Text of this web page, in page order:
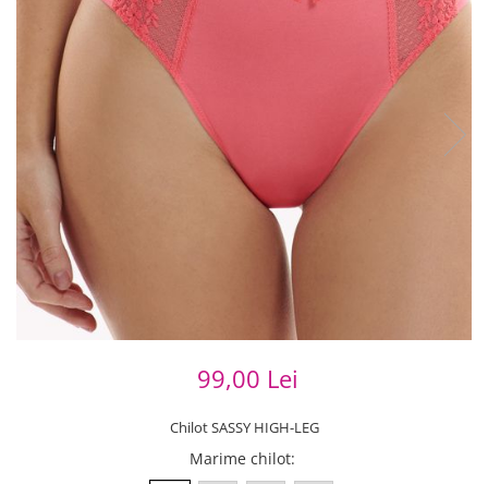
99,00 Lei
Chilot SASSY HIGH-LEG
Marime chilot: